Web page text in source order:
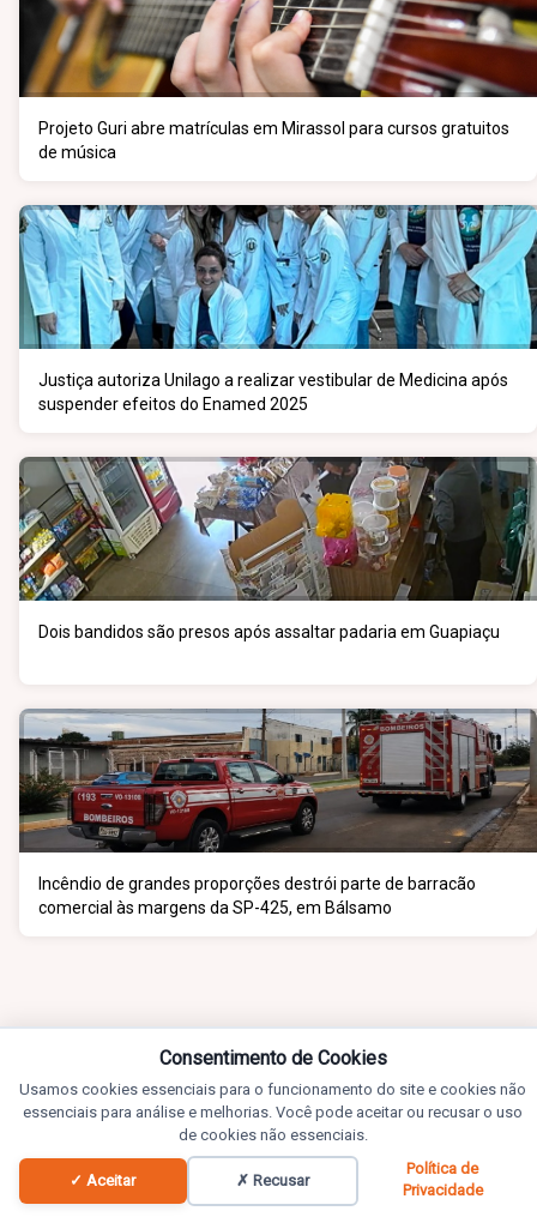
Projeto Guri abre matrículas em Mirassol para cursos gratuitos
de música
Justiça autoriza Unilago a realizar vestibular de Medicina após
suspender efeitos do Enamed 2025
Dois bandidos são presos após assaltar padaria em Guapiaçu
Incêndio de grandes proporções destrói parte de barracão
comercial às margens da SP-425, em Bálsamo
Notícias
Consentimento de Cookies
Usamos cookies essenciais para o funcionamento do site e cookies não
essenciais para análise e melhorias. Você pode aceitar ou recusar o uso
de cookies não essenciais.
✓ Aceitar ✗ Recusar
Política de
Privacidade